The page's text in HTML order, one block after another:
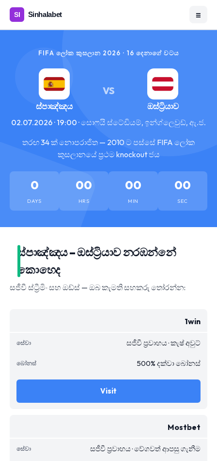
☰
FIFA ලෝක කුසලාන 2026 · 16 දෙනාගේ වටය
ස්පාඤ්ඤය
VS
ඔස්ට්‍රියාව
02.07.2026 · 19:00 · සොෆයි ස්ටේඩියම්, ඉන්ග්ලෙවුඩ්, ඇ.ජ.
තරඟ 34 ක් නොපරාජිත — 2010 ට පස්සේ FIFA ලෝක
කුසලානයේ ප්‍රථම knockout ජය
0
DAYS
00
HRS
00
MIN
00
SEC
ස්පාඤ්ඤය – ඔස්ට්‍රියාව නරඹන්නේ
කොහෙද
සජීවී ස්ට්‍රීමිං සහ ඔඩ්ස් — ඔබ කැමති සහකරු තෝරන්න:
1win
සජීවී ප්‍රවාහය · කැෂ් අවුට්
500% දක්වා බෝනස්
Visit
Mostbet
සජීවී ප්‍රවාහය · වේගවත් ආපසු ගැනීම